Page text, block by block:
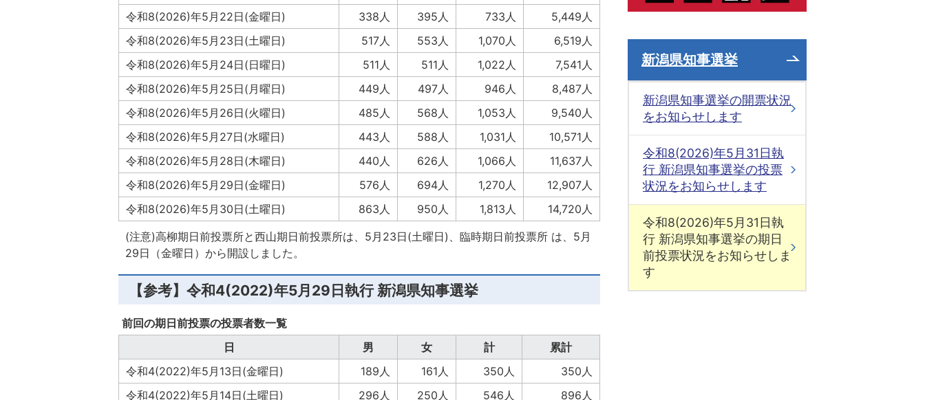
令和8(2026)年5月22日(金曜日)
338人 395人 733人
5,449人
令和8(2026)年5月23日(土曜日)
517人 553人 1,070人
6,519人
令和8(2026)年5月24日(日曜日)
511人 511人 1,022人
7,541人
令和8(2026)年5月25日(月曜日)
449人 497人 946人
8,487人
令和8(2026)年5月26日(火曜日)
485人 568人 1,053人
9,540人
令和8(2026)年5月27日(水曜日)
443人 588人 1,031人
10,571人
令和8(2026)年5月28日(木曜日)
440人 626人 1,066人
11,637人
令和8(2026)年5月29日(金曜日)
576人 694人 1,270人
12,907人
令和8(2026)年5月30日(土曜日)
863人 950人 1,813人
14,720人
(注意)高柳期日前投票所と西山期日前投票所は、5月23日(土曜日)、臨時期日前投票所 は、5月
29日（金曜日）から開設しました。
【参考】令和4(2022)年5月29日執行 新潟県知事選挙
前回の期日前投票の投票者数一覧
日
男 女 計
累計
令和4(2022)年5月13日(金曜日)
189人 161人 350人
350人
令和4(2022)年5月14日(土曜日)
296人 250人 546人
896人
新潟県知事選挙
新潟県知事選挙の開票状況
をお知らせします
令和8(2026)年5月31日執
行 新潟県知事選挙の投票
状況をお知らせします
令和8(2026)年5月31日執
行 新潟県知事選挙の期日
前投票状況をお知らせしま
す